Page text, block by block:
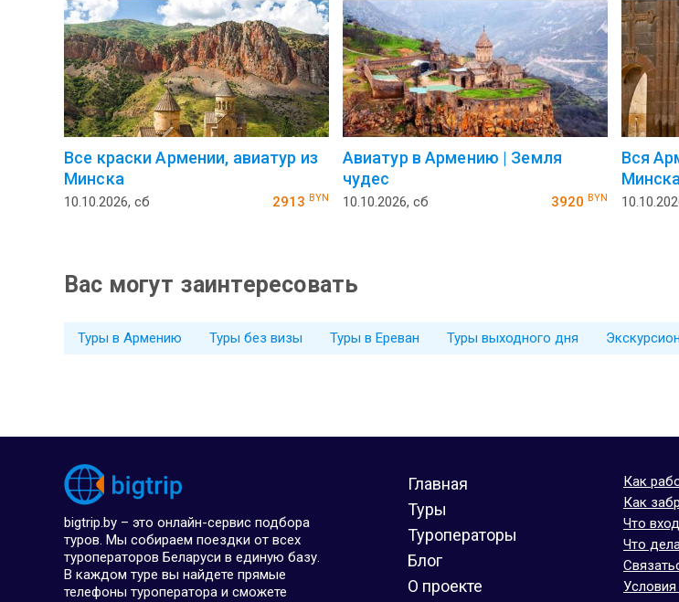
Все краски Армении, авиатур из
Минска
10.10.2026, сб 2913 BYN
Авиатур в Армению | Земля
чудес
10.10.2026, сб 3920 BYN
Вся
Минска
Вас могут заинтересовать
Туры в Армению Туры без визы Туры в Ереван Туры выходного дня
bigtrip.by – это онлайн-сервис подбора
туров. Мы собираем поездки от всех
туроператоров Беларуси в единую базу.
В каждом туре вы найдете прямые
телефоны туроператора и сможете
Главная
Туры
Туроператоры
Блог
О проекте
Как
Как
Что
Что